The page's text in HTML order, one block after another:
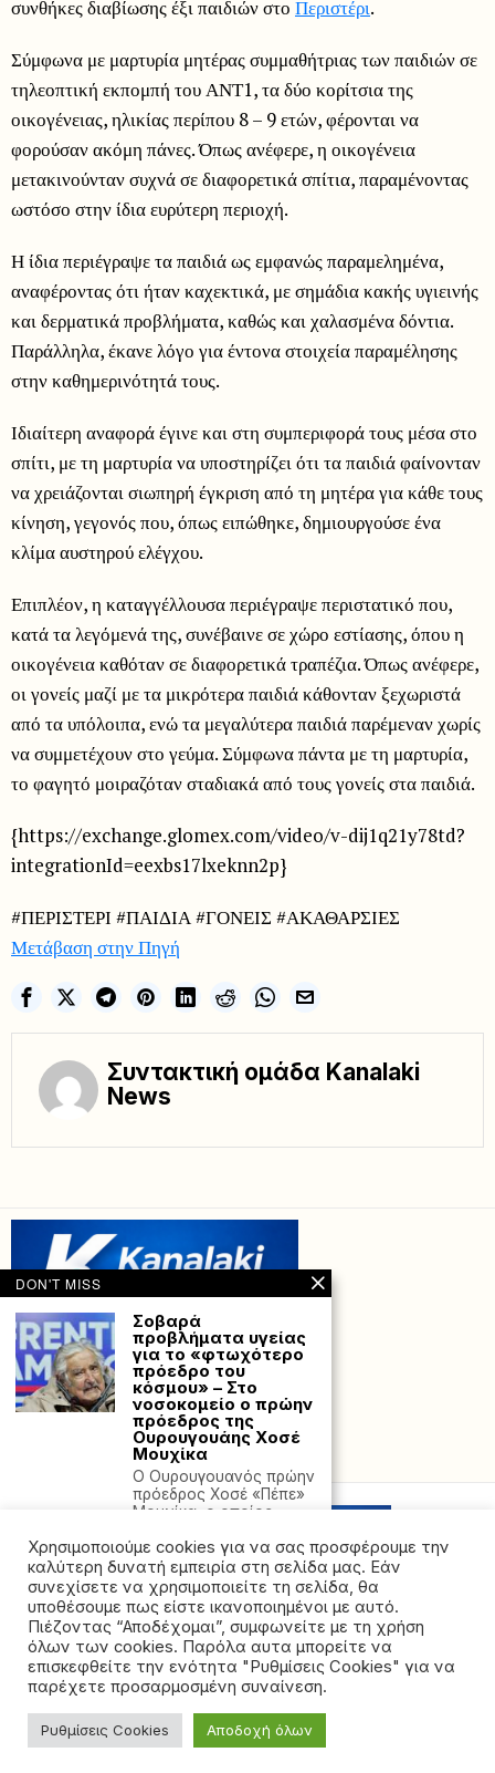
συνθήκες διαβίωσης έξι παιδιών στο Περιστέρι.
Σύμφωνα με μαρτυρία μητέρας συμμαθήτριας των παιδιών σε
τηλεοπτική εκπομπή του ΑΝΤ1, τα δύο κορίτσια της
οικογένειας, ηλικίας περίπου 8 – 9 ετών, φέρονται να
φορούσαν ακόμη πάνες. Όπως ανέφερε, η οικογένεια
μετακινούνταν συχνά σε διαφορετικά σπίτια, παραμένοντας
ωστόσο στην ίδια ευρύτερη περιοχή.
Η ίδια περιέγραψε τα παιδιά ως εμφανώς παραμελημένα,
αναφέροντας ότι ήταν καχεκτικά, με σημάδια κακής υγιεινής
και δερματικά προβλήματα, καθώς και χαλασμένα δόντια.
Παράλληλα, έκανε λόγο για έντονα στοιχεία παραμέλησης
στην καθημερινότητά τους.
Ιδιαίτερη αναφορά έγινε και στη συμπεριφορά τους μέσα στο
σπίτι, με τη μαρτυρία να υποστηρίζει ότι τα παιδιά φαίνονταν
να χρειάζονται σιωπηρή έγκριση από τη μητέρα για κάθε τους
κίνηση, γεγονός που, όπως ειπώθηκε, δημιουργούσε ένα
κλίμα αυστηρού ελέγχου.
Επιπλέον, η καταγγέλλουσα περιέγραψε περιστατικό που,
κατά τα λεγόμενά της, συνέβαινε σε χώρο εστίασης, όπου η
οικογένεια καθόταν σε διαφορετικά τραπέζια. Όπως ανέφερε,
οι γονείς μαζί με τα μικρότερα παιδιά κάθονταν ξεχωριστά
από τα υπόλοιπα, ενώ τα μεγαλύτερα παιδιά παρέμεναν χωρίς
να συμμετέχουν στο γεύμα. Σύμφωνα πάντα με τη μαρτυρία,
το φαγητό μοιραζόταν σταδιακά από τους γονείς στα παιδιά.
{https://exchange.glomex.com/video/v-dij1q21y78td?
integrationId=eexbs17lxeknn2p}
#ΠΕΡΙΣΤΕΡΙ #ΠΑΙΔΙΑ #ΓΟΝΕΙΣ #ΑΚΑΘΑΡΣΙΕΣ
Μετάβαση στην Πηγή
Συντακτική ομάδα Kanalaki
News
by Hostville”)
©2026 - All rights reserved. Απαγορεύεται ρητά η
αναδημοσίευση χωρίς προηγούμενη έγγραφη άδεια
Χρησιμοποιούμε cookies για να σας προσφέρουμε την
καλύτερη δυνατή εμπειρία στη σελίδα μας. Εάν
συνεχίσετε να χρησιμοποιείτε τη σελίδα, θα
υποθέσουμε πως είστε ικανοποιημένοι με αυτό.
Πιέζοντας “Αποδέχομαι”, συμφωνείτε με τη χρήση
όλων των cookies. Παρόλα αυτα μπορείτε να
επισκεφθείτε την ενότητα "Ρυθμίσεις Cookies" για να
παρέχετε προσαρμοσμένη συναίνεση.
Ρυθμίσεις Cookies Αποδοχή όλων
DON'T MISS
Σοβαρά
προβλήματα υγείας
για το «φτωχότερο
πρόεδρο του
κόσμου» – Στο
νοσοκομείο ο πρώην
πρόεδρος της
Ουρουγουάης Χοσέ
Μουχίκα
Ο Ουρουγουανός πρώην
πρόεδρος Χοσέ «Πέπε»
Μουχίκα, ο οποίος
Έκτακτα μέτρα για
την αντιμετώπιση
της θερμικής
καταπόνησης των
εργαζομένων το
Σάββατο
Εγκύκλιο με τα έκτακτα
μέτρα για την
θερμικής